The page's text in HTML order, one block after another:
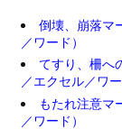
倒壊、崩落マ
／ワード）
てすり、柵へ
／エクセル／ワー
もたれ注意マ
／ワード）